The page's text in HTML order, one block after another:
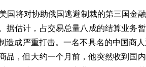
国将对协助俄国逃避制裁的第三国金
据估计，占交易总量八成的结算业务
造成严重打击。一名不具名的中国商
品，但大约一个月前，他突然收到国